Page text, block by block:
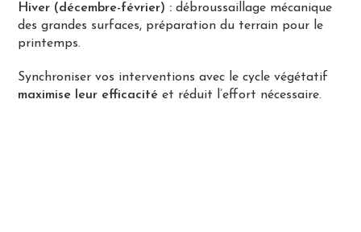
Hiver (décembre-février) : débroussaillage mécanique
des grandes surfaces, préparation du terrain pour le
printemps.
Synchroniser vos interventions avec le cycle végétatif
maximise leur efficacité et réduit l’effort nécessaire.